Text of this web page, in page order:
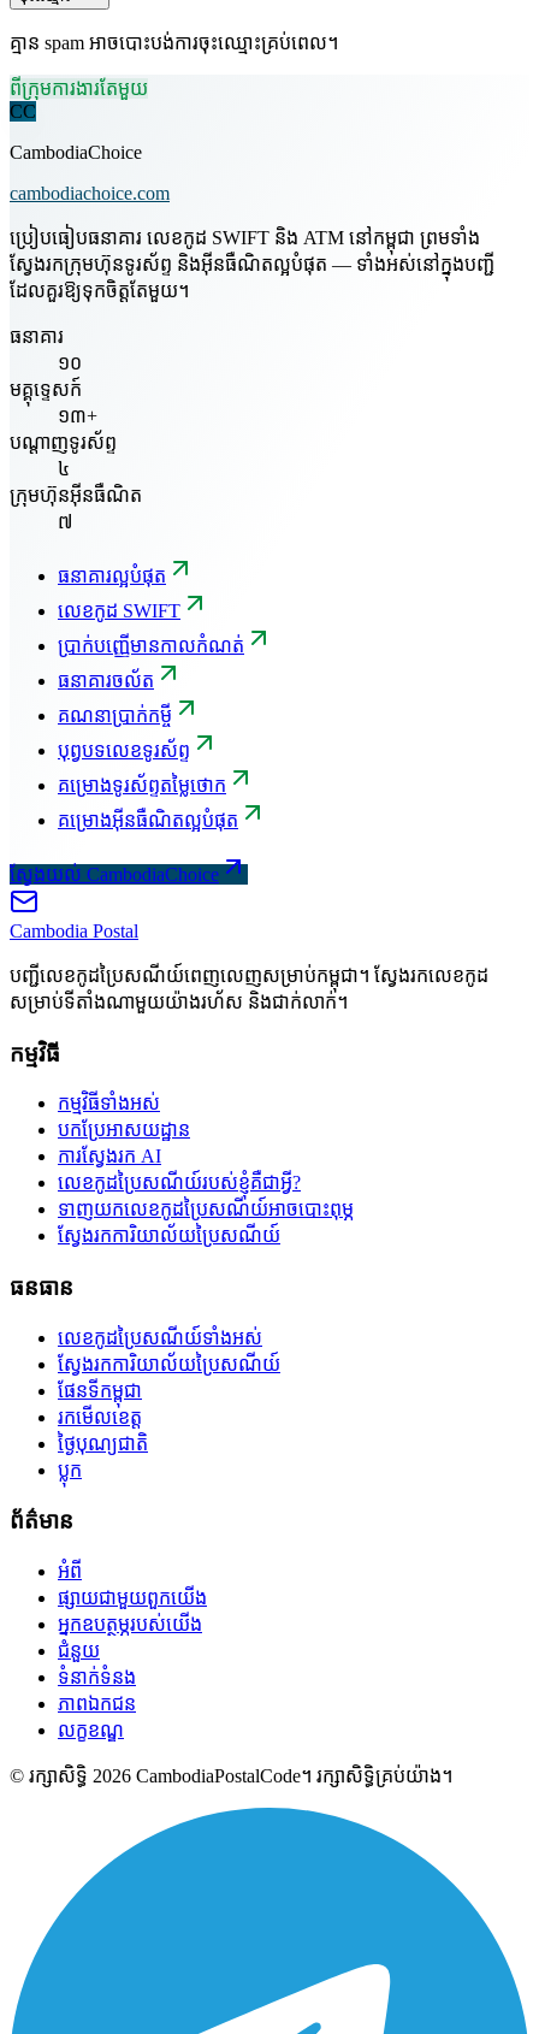
គ្មាន spam អាចបោះបង់ការចុះឈ្មោះគ្រប់ពេល។
ពីក្រុមការងារតែមួយ
CC
CambodiaChoice
cambodiachoice.com
ប្រៀបធៀបធនាគារ លេខកូដ SWIFT និង ATM នៅកម្ពុជា ព្រមទាំង
ស្វែងរកក្រុមហ៊ុនទូរស័ព្ទ និងអ៊ីនធឺណិតល្អបំផុត — ទាំងអស់នៅក្នុងបញ្ជី
ដែលគួរឱ្យទុកចិត្តតែមួយ។
ធនាគារ
១០
មគ្គុទ្ទេសក៍
១៣+
បណ្តាញទូរស័ព្ទ
៤
ក្រុមហ៊ុនអ៊ីនធឺណិត
៧
ធនាគារល្អបំផុត
លេខកូដ SWIFT
ប្រាក់បញ្ញើមានកាលកំណត់
ធនាគារចល័ត
គណនាប្រាក់កម្ចី
បុព្វបទលេខទូរស័ព្ទ
គម្រោងទូរស័ព្ទតម្លៃថោក
គម្រោងអ៊ីនធឺណិតល្អបំផុត
ស្វែងយល់ CambodiaChoice
Cambodia Postal
បញ្ជីលេខកូដប្រៃសណីយ៍ពេញលេញសម្រាប់កម្ពុជា។ ស្វែងរកលេខកូដ
សម្រាប់ទីតាំងណាមួយយ៉ាងរហ័ស និងជាក់លាក់។
កម្មវិធី
កម្មវិធីទាំងអស់
បកប្រែអាសយដ្ឋាន
ការស្វែងរក AI
លេខកូដប្រៃសណីយ៍របស់ខ្ញុំគឺជាអ្វី?
ទាញយកលេខកូដប្រៃសណីយ៍អាចបោះពុម្ភ
ស្វែងរកការិយាល័យប្រៃសណីយ៍
ធនធាន
លេខកូដប្រៃសណីយ៍ទាំងអស់
ស្វែងរកការិយាល័យប្រៃសណីយ៍
ផែនទីកម្ពុជា
រកមើលខេត្ត
ថ្ងៃបុណ្យជាតិ
ប្លុក
ព័ត៌មាន
អំពី
ផ្សាយជាមួយពួកយើង
អ្នកឧបត្ថម្ភរបស់យើង
ជំនួយ
ទំនាក់ទំនង
ភាពឯកជន
លក្ខខណ្ឌ
© រក្សាសិទ្ធិ 2026 CambodiaPostalCode។ រក្សាសិទ្ធិគ្រប់យ៉ាង។